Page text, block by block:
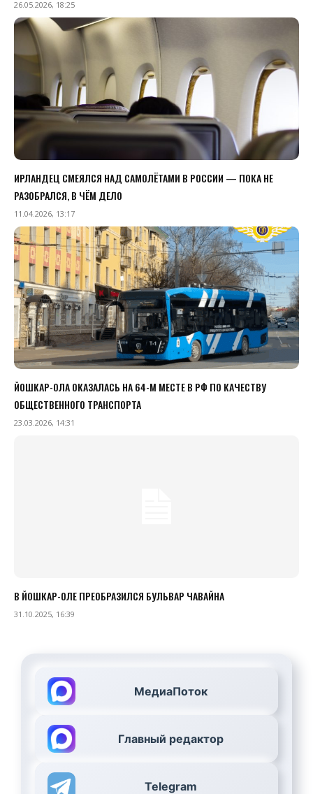
26.05.2026, 18:25
ИРЛАНДЕЦ СМЕЯЛСЯ НАД САМОЛЁТАМИ В РОССИИ — ПОКА НЕ
РАЗОБРАЛСЯ, В ЧЁМ ДЕЛО
11.04.2026, 13:17
ЙОШКАР-ОЛА ОКАЗАЛАСЬ НА 64-М МЕСТЕ В РФ ПО КАЧЕСТВУ
ОБЩЕСТВЕННОГО ТРАНСПОРТА
23.03.2026, 14:31
В ЙОШКАР-ОЛЕ ПРЕОБРАЗИЛСЯ БУЛЬВАР ЧАВАЙНА
31.10.2025, 16:39
МедиаПоток
Главный редактор
Telegram